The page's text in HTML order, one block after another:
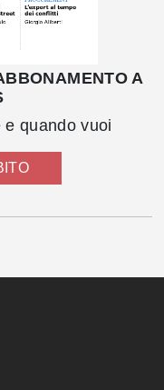
A
quando vuoi